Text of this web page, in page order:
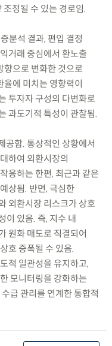
정될 수 있는 경로임.
분석 결과, 편입 결정
거래 중심에서 환노출
으로 변화한 것으로
율에 미치는 영향력이
투자자 구성의 다변화로
과도기적 특성이 관찰됨.
공함. 통상적인 상황에서
하여 외환시장의
용하는 한편, 최근과 같은
상됨. 반면, 극심한
외환시장 리스크가 상호
이 있음. 즉, 지수 내
원화 매도로 직결되어
호 증폭될 수 있음.
적 일관성을 유지하고,
모니터링을 강화하는
급 관리를 연계한 통합적